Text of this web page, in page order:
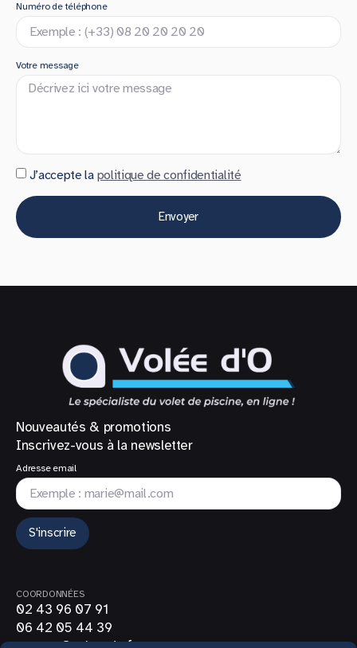
Numéro de téléphone
Votre message
J’accepte la politique de confidentialité
Envoyer
Nouveautés & promotions
Inscrivez-vous à la newsletter
Adresse email
S'inscrire
COORDONNÉES
02 43 96 07 91
06 42 05 44 39